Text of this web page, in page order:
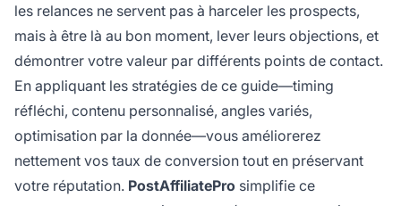
les relances ne servent pas à harceler les prospects,
mais à être là au bon moment, lever leurs objections, et
démontrer votre valeur par différents points de contact.
En appliquant les stratégies de ce guide—timing
réfléchi, contenu personnalisé, angles variés,
optimisation par la donnée—vous améliorerez
nettement vos taux de conversion tout en préservant
votre réputation. PostAffiliatePro simplifie ce